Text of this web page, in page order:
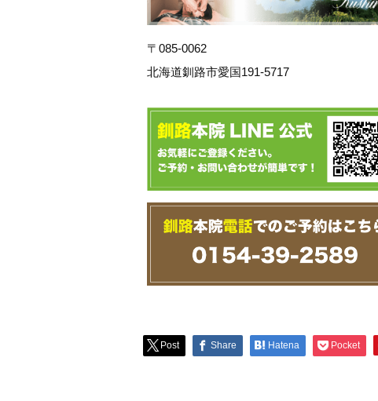
〒085-0062
北海道釧路市愛国191-5717
Post Share Hatena Pocket